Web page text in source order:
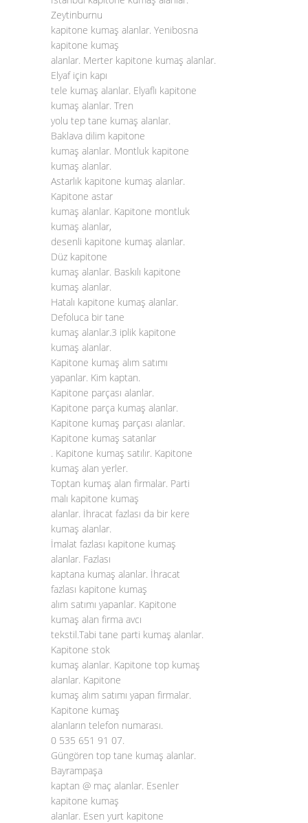
Zeytinburnu
kapitone kumaş alanlar. Yenibosna
kapitone kumaş
alanlar. Merter kapitone kumaş alanlar.
Elyaf için kapı
tele kumaş alanlar. Elyaflı kapitone
kumaş alanlar. Tren
yolu tep tane kumaş alanlar.
Baklava dilim kapitone
kumaş alanlar. Montluk kapitone
kumaş alanlar.
Astarlık kapitone kumaş alanlar.
Kapitone astar
kumaş alanlar. Kapitone montluk
kumaş alanlar,
desenli kapitone kumaş alanlar.
Düz kapitone
kumaş alanlar. Baskılı kapitone
kumaş alanlar.
Hatalı kapitone kumaş alanlar.
Defoluca bir tane
kumaş alanlar.3 iplik kapitone
kumaş alanlar.
Kapitone kumaş alım satımı
yapanlar. Kim kaptan.
Kapitone parçası alanlar.
Kapitone parça kumaş alanlar.
Kapitone kumaş parçası alanlar.
Kapitone kumaş satanlar
. Kapitone kumaş satılır. Kapitone
kumaş alan yerler.
Toptan kumaş alan firmalar. Parti
malı kapitone kumaş
alanlar. İhracat fazlası da bir kere
kumaş alanlar.
İmalat fazlası kapitone kumaş
alanlar. Fazlası
kaptana kumaş alanlar. İhracat
fazlası kapitone kumaş
alım satımı yapanlar. Kapitone
kumaş alan firma avcı
tekstil.Tabi tane parti kumaş alanlar.
Kapitone stok
kumaş alanlar. Kapitone top kumaş
alanlar. Kapitone
kumaş alım satımı yapan firmalar.
Kapitone kumaş
alanların telefon numarası.
0 535 651 91 07.
Güngören top tane kumaş alanlar.
Bayrampaşa
kaptan @ maç alanlar. Esenler
kapitone kumaş
alanlar. Esen yurt kapitone